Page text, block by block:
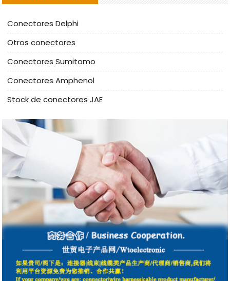
Conectores Delphi
Otros conectores
Conectores Sumitomo
Conectores Amphenol
Stock de conectores JAE